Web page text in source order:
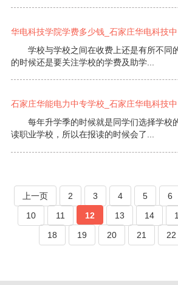
华电科技学院学费多少钱_石家庄华电科技中
学校与学校之间在收费上还是有所不同
的时候还是要关注学校的学费及助学...
石家庄华能电力中专学校_石家庄华电科技中
每年升学季的时候就是同学们选择学校
读职业学校，所以在报读的时候会了...
上一页 2 3 4 5 6
10
11 12 13 14
18
19 20 21 22